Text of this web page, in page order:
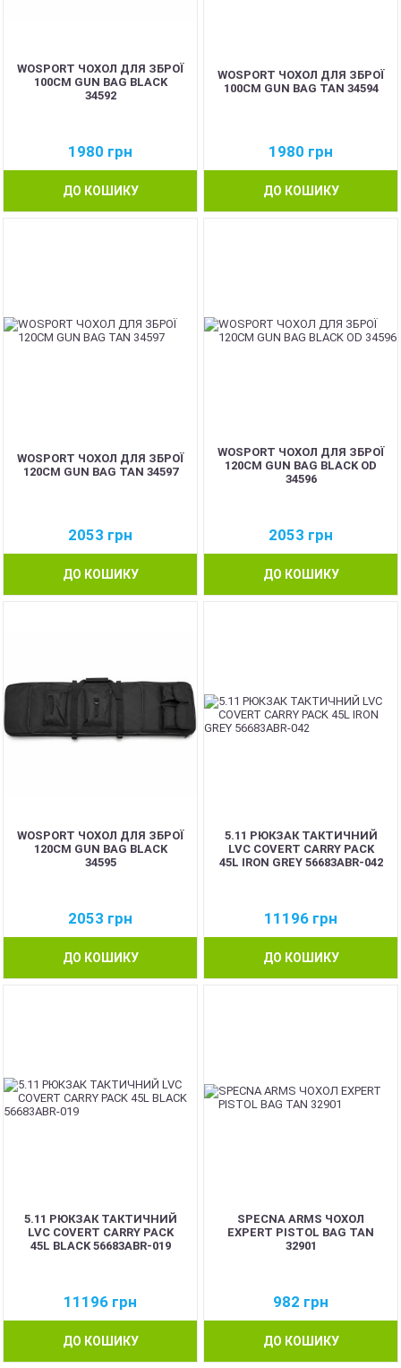
WOSPORT ЧОХОЛ ДЛЯ ЗБРОЇ
100CM GUN BAG BLACK
34592
1980 грн
ДО КОШИКУ
WOSPORT ЧОХОЛ ДЛЯ ЗБРОЇ
100CM GUN BAG TAN 34594
1980 грн
ДО КОШИКУ
WOSPORT ЧОХОЛ ДЛЯ ЗБРОЇ
120CM GUN BAG TAN 34597
2053 грн
ДО КОШИКУ
WOSPORT ЧОХОЛ ДЛЯ ЗБРОЇ
120CM GUN BAG BLACK OD
34596
2053 грн
ДО КОШИКУ
WOSPORT ЧОХОЛ ДЛЯ ЗБРОЇ
120CM GUN BAG BLACK
34595
2053 грн
ДО КОШИКУ
5.11 РЮКЗАК ТАКТИЧНИЙ
LVC COVERT CARRY PACK
45L IRON GREY 56683ABR-042
11196 грн
ДО КОШИКУ
5.11 РЮКЗАК ТАКТИЧНИЙ
LVC COVERT CARRY PACK
45L BLACK 56683ABR-019
11196 грн
ДО КОШИКУ
SPECNA ARMS ЧОХОЛ
EXPERT PISTOL BAG TAN
32901
982 грн
ДО КОШИКУ